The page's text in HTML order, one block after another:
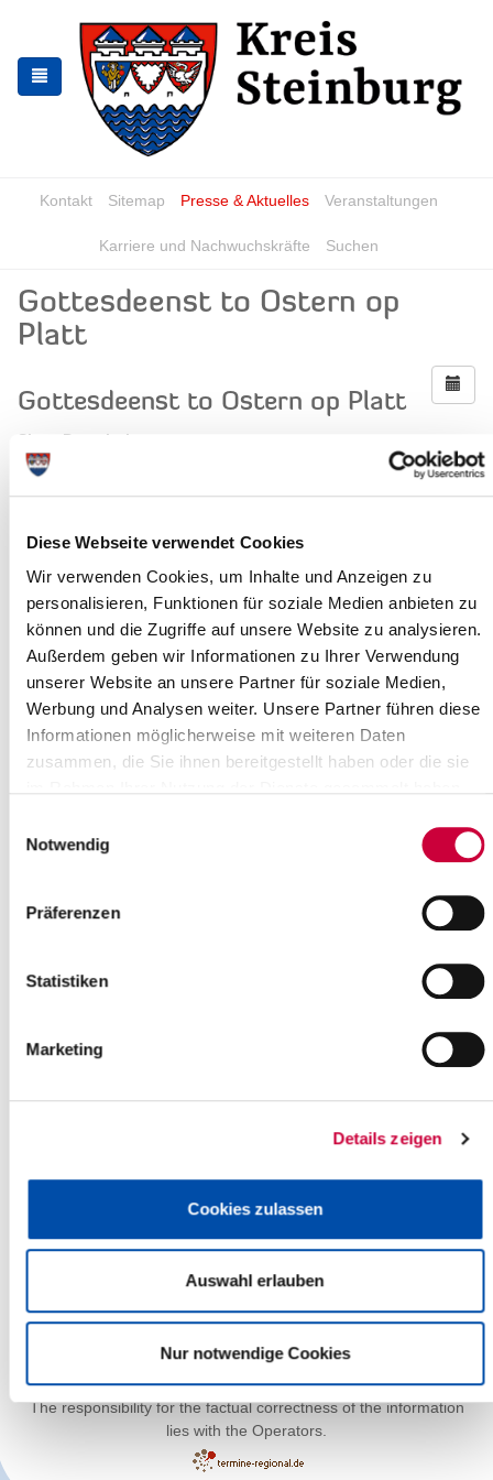
Diese Webseite verwendet Cookies
Wir verwenden Cookies, um Inhalte und Anzeigen zu
personalisieren, Funktionen für soziale Medien anbieten zu
können und die Zugriffe auf unsere Website zu analysieren.
Außerdem geben wir Informationen zu Ihrer Verwendung
unserer Website an unsere Partner für soziale Medien,
Werbung und Analysen weiter. Unsere Partner führen diese
Informationen möglicherweise mit weiteren Daten
zusammen, die Sie ihnen bereitgestellt haben oder die sie
Notwendig
Präferenzen
Statistiken
Marketing
Details zeigen
Cookies zulassen
Auswahl erlauben
Nur notwendige Cookies
springen
springen
Kontakt Sitemap Presse & Aktuelles Veranstaltungen
Karriere und Nachwuchskräfte Suchen
Gottesdeenst to Ostern op
Platt
Gottesdeenst to Ostern op Platt
Short Description:
Der Gottesdienst wird ausschließlich auf Platt gehalten.
Time:
Where exactly?
Dörphuus in Wulfsmoor, Knöller Damm 1 ,Wulfsmoor
Category:
Veranstaltung , Gottesdienste , Sonstige
Source
Ev.-Luth. Kirchengemeinde Stellau
The responsibility for the factual correctness of the information
lies with the Operators.